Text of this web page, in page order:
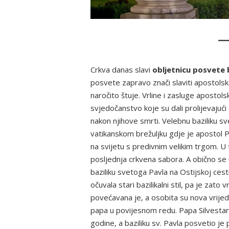
Crkva danas slavi obljetnicu posvete
posvete zapravo znači slaviti
naročito štuje. Vrline i zasluge
svjedočanstvo koje su dali
nakon njihove smrti. Velebnu baziliku
vatikanskom brežuljku gdje je apostol
na svijetu s predivnim velikim trgom.
posljednja crkvena sabora. A obično
baziliku svetoga Pavla na Ostijskoj
očuvala stari bazilikalni stil, pa je zato
povećavana je, a osobita su nova
papa u povijesnom redu. Papa
godine, a baziliku sv. Pavla posvetio je